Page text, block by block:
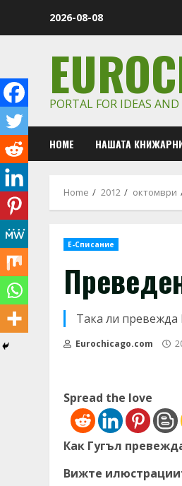
2026-08-08
PORTAL FOR IDEAS
HOME НАШАТА
Home 2012 октомври
Е-Списание
Така ли превежда
Eurochicago.com
Spread the love
Как Гугъл
Вижте